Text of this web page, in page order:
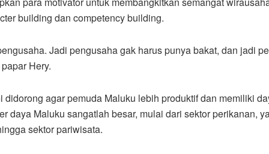
building dan competency building.
Jadi pengusaha gak harus punya bakat, dan jadi
Hery.
didorong agar pemuda Maluku lebih produktif dan memiliki
daya Maluku sangatlah besar, mulai dari sektor perikanan,
sektor pariwisata.